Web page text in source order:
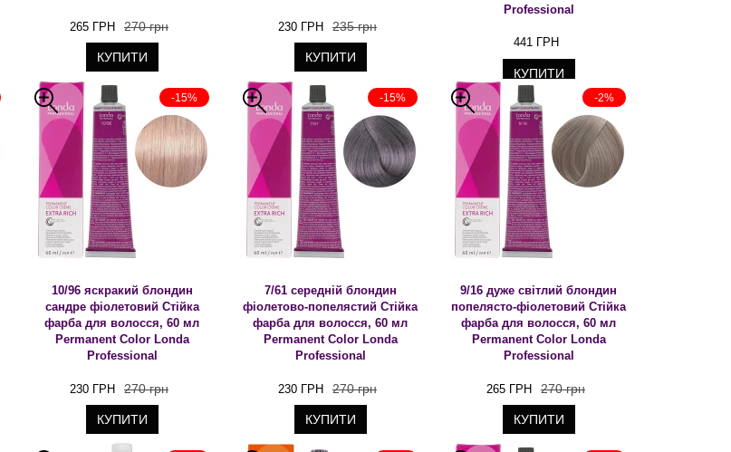
265 ГРН 270 грн
КУПИТИ
230 ГРН 235 грн
КУПИТИ
Professional
441 ГРН
КУПИТИ
-15%
10/96 яскракий блондин
сандре фіолетовий Стійка
фарба для волосся, 60 мл
Permanent Color Londa
Professional
230 ГРН 270 грн
КУПИТИ
-15%
7/61 середній блондин
фіолетово-попелястий Стійка
фарба для волосся, 60 мл
Permanent Color Londa
Professional
230 ГРН 270 грн
КУПИТИ
-2%
9/16 дуже світлий блондин
попелясто-фіолетовий Стійка
фарба для волосся, 60 мл
Permanent Color Londa
Professional
265 ГРН 270 грн
КУПИТИ